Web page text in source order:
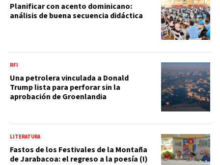
Planificar con acento dominicano:
análisis de buena secuencia didáctica
RFI
Una petrolera vinculada a Donald
Trump lista para perforar sin la
aprobación de Groenlandia
LITERATURA
Fastos de los Festivales de la Montaña
de Jarabacoa: el regreso a la poesía (I)